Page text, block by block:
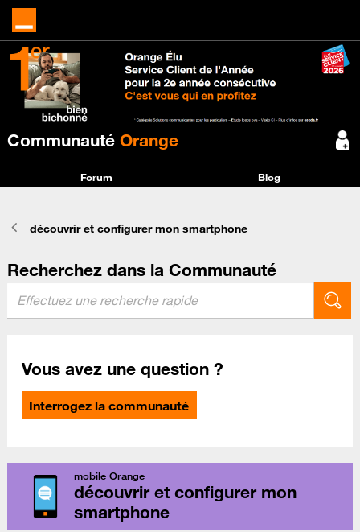
Communauté Orange
Forum Blog
découvrir et configurer mon smartphone
Recherchez dans la Communauté
Vous avez une question ?
Interrogez la communauté
mobile Orange
découvrir et configurer mon
smartphone